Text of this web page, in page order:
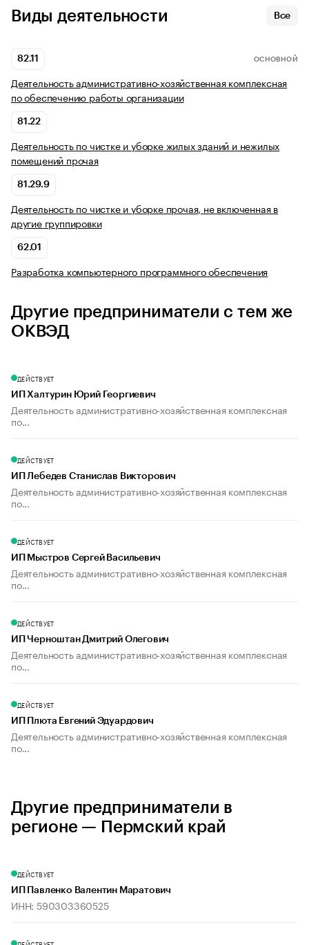
Виды деятельности Все
82.11 ОСНОВНОЙ
Деятельность административно-хозяйственная комплексная
по обеспечению работы организации
81.22
Деятельность по чистке и уборке жилых зданий и нежилых
помещений прочая
81.29.9
Деятельность по чистке и уборке прочая, не включенная в
другие группировки
62.01
Разработка компьютерного программного обеспечения
Другие предприниматели с тем же
ОКВЭД
ДЕЙСТВУЕТ
ИП Халтурин Юрий Георгиевич
Деятельность административно-хозяйственная комплексная
по...
ДЕЙСТВУЕТ
ИП Лебедев Станислав Викторович
Деятельность административно-хозяйственная комплексная
по...
ДЕЙСТВУЕТ
ИП Мыстров Сергей Васильевич
Деятельность административно-хозяйственная комплексная
по...
ДЕЙСТВУЕТ
ИП Черноштан Дмитрий Олегович
Деятельность административно-хозяйственная комплексная
по...
ДЕЙСТВУЕТ
ИП Плюта Евгений Эдуардович
Деятельность административно-хозяйственная комплексная
по...
Другие предприниматели в
регионе — Пермский край
ДЕЙСТВУЕТ
ИП Павленко Валентин Маратович
ИНН: 590303360525